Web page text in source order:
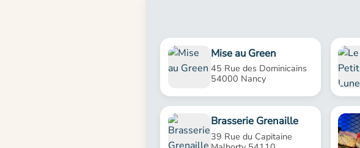
Mise au Green
45 Rue des Dominicains
54000 Nancy
Brasserie Grenaille
39 Rue du Capitaine